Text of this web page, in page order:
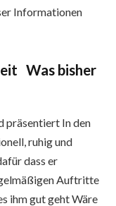
Informationen
Was bisher
präsentiert In den
ruhig und
dass er
Auftritte
ihm gut geht Wäre